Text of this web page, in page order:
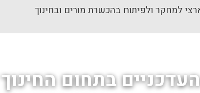
למחקר ולפיתוח בהכשרת מורים ובחינוך
בתחום החינוך